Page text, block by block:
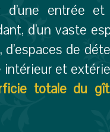
d’une entrée et
d’un vaste
d’espaces de
intérieur et
totale du